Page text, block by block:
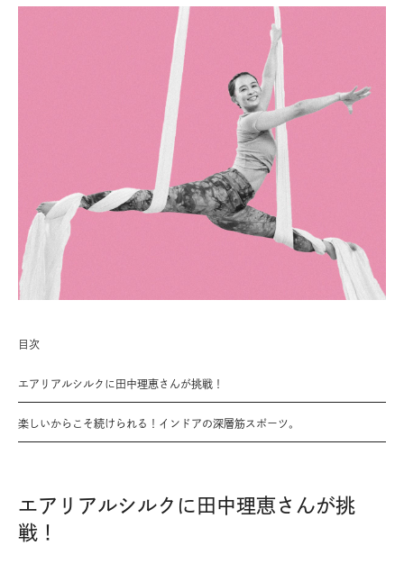
目次
エアリアルシルクに田中理恵さんが挑戦！
楽しいからこそ続けられる！インドアの深層筋スポーツ。
エアリアルシルクに田中理恵さんが挑
戦！